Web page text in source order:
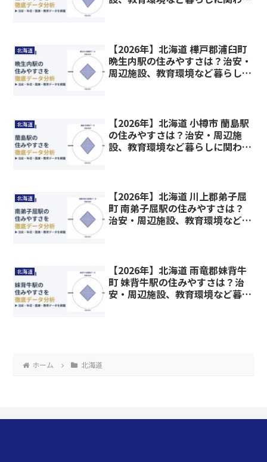
北海道
【2026年】北海道 樺戸郡浦臼町
晩生内駅の住みやすさは？治安・
周辺施設、教育環境など暮らしに
北海道
【2026年】北海道 小樽市 蘭島駅
の住みやすさは？治安・周辺施
設、教育環境など暮らしに関わる
北海道
【2026年】北海道 川上郡弟子屈
町 南弟子屈駅の住みやすさは？
治安・周辺施設、教育環境など暮
北海道
【2026年】北海道 雨竜郡妹背牛
町 妹背牛駅の住みやすさは？治
安・周辺施設、教育環境など暮ら
ホーム 北海道